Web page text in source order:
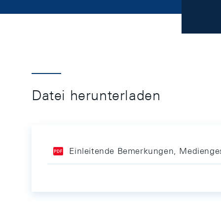
Datei herunterladen
Einleitende Bemerkungen,